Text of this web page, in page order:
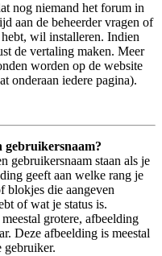
nog niemand het forum in
aan de beheerder vragen of
wil installeren. Indien
de vertaling maken. Meer
worden op de website
onderaan iedere pagina).
gebruikersnaam?
gebruikersnaam staan als je
geeft aan welke rang je
blokjes die aangeven
of wat je status is.
grotere, afbeelding
Deze afbeelding is meestal
gebruiker.